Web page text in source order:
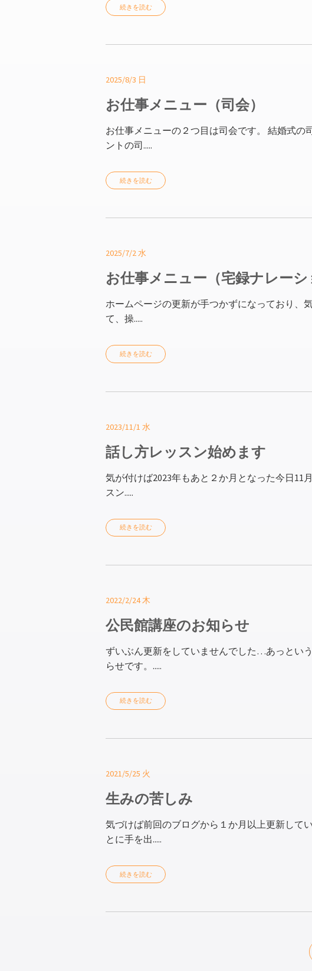
続きを読む
2025/8/3 日
お仕事メニュー（司会）
お仕事メニューの２つ目は司会です。 結婚式
ントの司.....
続きを読む
2025/7/2 水
お仕事メニュー（宅録ナレーシ
ホームページの更新が手つかずになっており、
て、操.....
続きを読む
2023/11/1 水
話し方レッスン始めます
気が付けば2023年もあと２か月となった今日11
スン.....
続きを読む
2022/2/24 木
公民館講座のお知らせ
ずいぶん更新をしていませんでした…あっとい
らせです。.....
続きを読む
2021/5/25 火
生みの苦しみ
気づけば前回のブログから１か月以上更新して
とに手を出.....
続きを読む